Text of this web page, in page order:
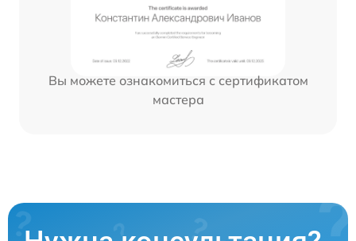
Вы можете ознакомиться с сертификатом
мастера